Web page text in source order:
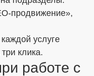
продвижение»,
услуге
клика.
работе с